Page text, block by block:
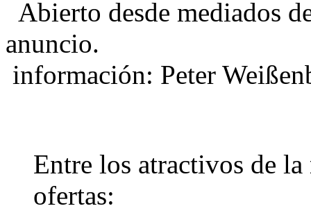
Abierto desde mediados
anuncio.
información: Peter
Entre los atractivos de la
ofertas: